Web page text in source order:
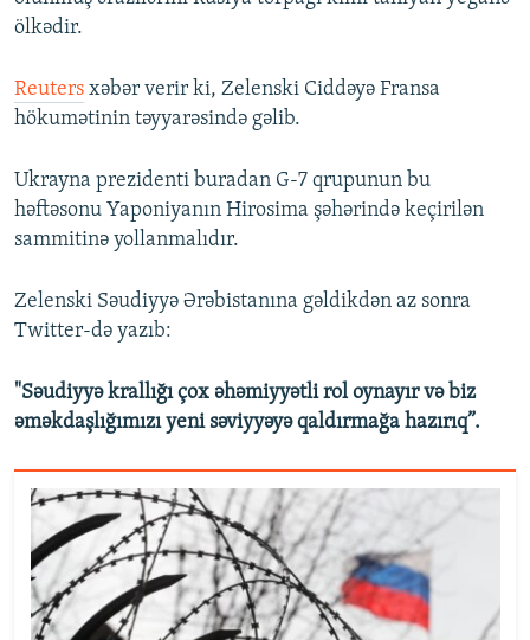
ölkədir.
Reuters xəbər verir ki, Zelenski Ciddəyə Fransa
hökumətinin təyyarəsində gəlib.
Ukrayna prezidenti buradan G-7 qrupunun bu
həftəsonu Yaponiyanın Hirosima şəhərində keçirilən
sammitinə yollanmalıdır.
Zelenski Səudiyyə Ərəbistanına gəldikdən az sonra
Twitter-də yazıb:
"Səudiyyə krallığı çox əhəmiyyətli rol oynayır və biz
əməkdaşlığımızı yeni səviyyəyə qaldırmağa hazırıq”.